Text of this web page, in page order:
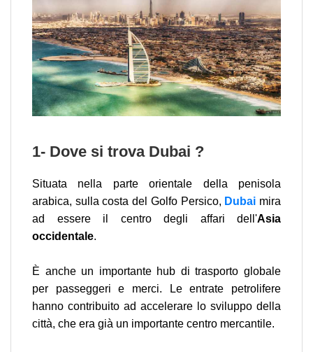
1- Dove si trova Dubai ?
Situata nella parte orientale della penisola
arabica, sulla costa del Golfo Persico, Dubai mira
ad essere il centro degli affari dell'Asia
occidentale.
È anche un importante hub di trasporto globale
per passeggeri e merci. Le entrate petrolifere
hanno contribuito ad accelerare lo sviluppo della
città, che era già un importante centro mercantile.